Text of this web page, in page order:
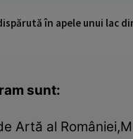
în apele unui lac
sunt:
Artă al